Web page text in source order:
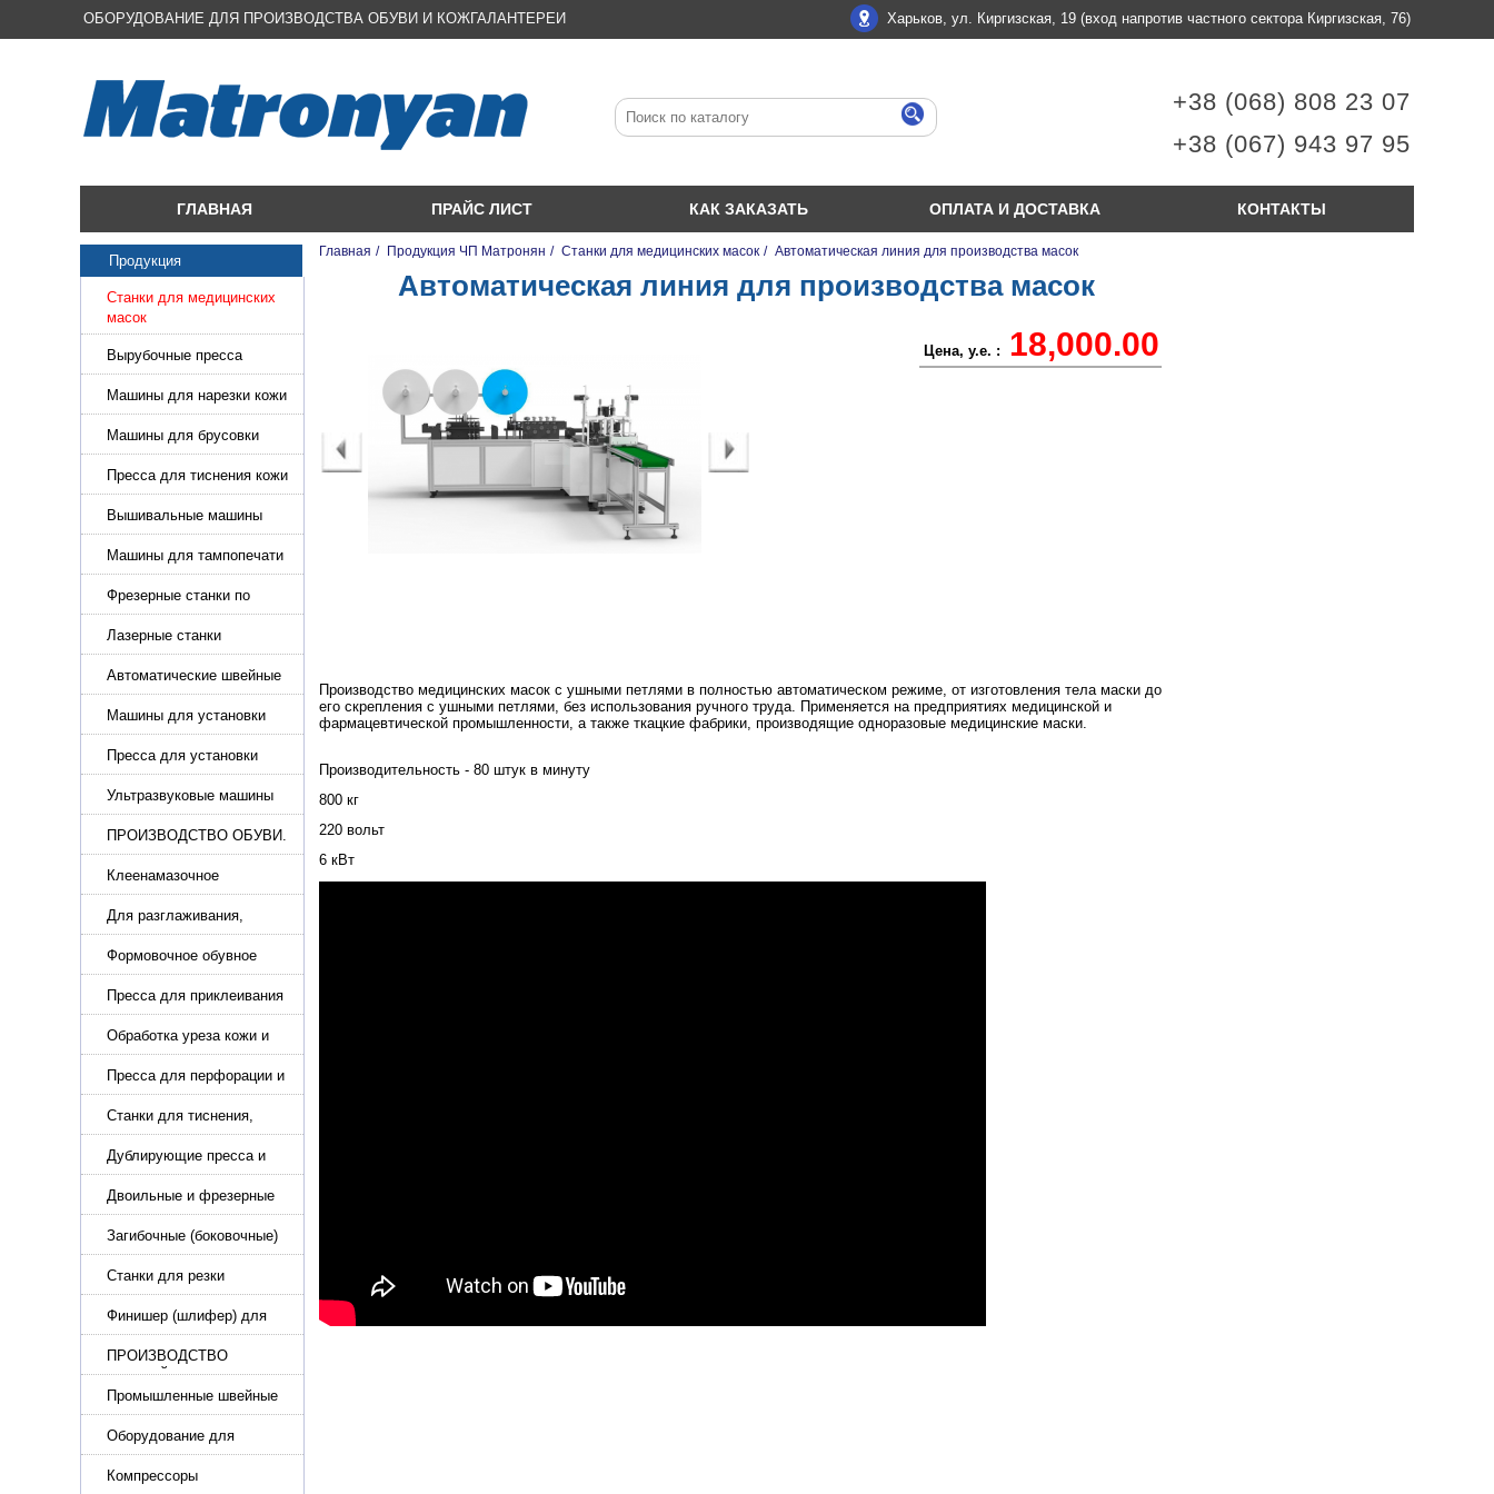
ОБОРУДОВАНИЕ ДЛЯ ПРОИЗВОДСТВА ОБУВИ И КОЖГАЛАНТЕРЕИ Харьков, ул. Киргизская, 19 (вход напротив частного сектора Киргизская, 76)
+38 (068) 808 23 07
+38 (067) 943 97 95
ГЛАВНАЯ ПРАЙС ЛИСТ КАК ЗАКАЗАТЬ ОПЛАТА И ДОСТАВКА КОНТАКТЫ
Продукция
Станки для медицинских
масок
Вырубочные пресса
Машины для нарезки кожи
и стропы
Машины для брусовки
кожи,меха,поролона
Пресса для тиснения кожи
Вышивальные машины
Машины для тампопечати
Фрезерные станки по
металлу
Лазерные станки
Автоматические швейные
машины с программным
управлением
Машины для установки
жемчуга, бусин, заклепок и
фурнитура
Пресса для установки
фурнитуры: блочка,
люверсы, петля
Ультразвуковые машины
для сварки
ПРОИЗВОДСТВО ОБУВИ.
Машины для изготовления
обуви
Клеенамазочное
оборудование и активаторы
клея
Для разглаживания,
разбивания и герметизации
шва
Формовочное обувное
оборудование
Пресса для приклеивания
подошвы и прибивки
каблука
Обработка уреза кожи и
покрасочные камеры
Пресса для перфорации и
тиснения
Станки для тиснения,
нанесения логотипа и
нумераторы
Дублирующие пресса и
утюги для разглаживания
кожи
Двоильные и фрезерные
машины для слоения и
фрезерования кожи
Загибочные (боковочные)
машины для стельки,
кошельков, сумок
Станки для резки
кожи.Станки для резки
стропы
Финишер (шлифер) для
обуви
ПРОИЗВОДСТВО
РЕМНЕЙ, СУМОК,
КОЖГАЛАНТЕРЕИ
Промышленные швейные
машины для кожи, обуви
Оборудование для
производства и резки
эластичной ленты и стропы
Компрессоры
Главная / Продукция ЧП Матронян / Станки для медицинских масок / Автоматическая линия для производства масок
Автоматическая линия для производства масок
Цена, у.е. : 18,000.00
Производство медицинских масок с ушными петлями в полностью автоматическом режиме, от изготовления тела маски до
его скрепления с ушными петлями, без использования ручного труда. Применяется на предприятиях медицинской и
фармацевтической промышленности, а также ткацкие фабрики, производящие одноразовые медицинские маски.
Производительность - 80 штук в минуту
800 кг
220 вольт
6 кВт